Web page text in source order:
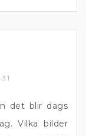
det blir dags
Vilka bilder